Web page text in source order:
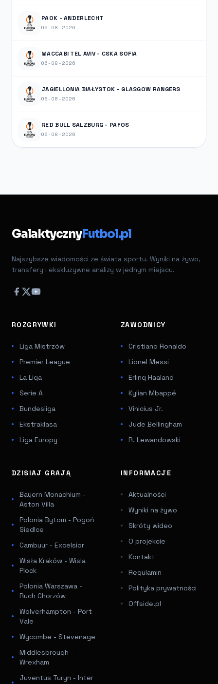
PAOK - ANDERLECHT
06-08-2026
MACCABI TEL AVIV - CSKA SOFIA
06-08-2026
JAGIELLONIA BIAŁYSTOK - GLASGOW RANGERS
06-08-2026
RED BULL SALZBURG - PAFOS
06-08-2026
GalaktycznyFutbol.pl
Najszybsze wiadomości ze świata sportu. Wyniki na żywo,
transfery i ekskluzywne analizy w jednym miejscu.
ROZGRYWKI
Liga Mistrzów
Premier League
La Liga
Serie A
Bundesliga
Ekstraklasa
Liga Europy
ZAWODNICY
Cristiano Ronaldo
Lionel Messi
Erling Haaland
Kylian Mbappé
Vinicius Jr.
Jude Bellingham
R. Lewandowski
DZISIAJ GRAJĄ
Bayern Monachium -
Aston Villa
Polonia Bytom - Pogoń
Siedlce
Cambuur - Excelsior
Wisła Kraków - Wisla
Plock
Polonia Warszawa -
Ruch Chorzów
Wolverhampton - Port
Vale
Wycombe - Stevenage
Middlesbrough -
Wrexham
Juventus Turyn - Inter
INFORMACJE
Aktualności
Wyniki na żywo
Skróty wideo
O projekcie
Kontakt
Regulamin
Polityka prywatności
Offside.pl